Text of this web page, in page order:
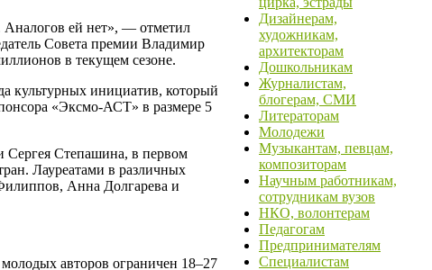
ей нет», — отметил
Совета премии Владимир
в текущем сезоне.
культурных инициатив, который
«Эксмо-АСТ» в размере 5
Сергея Степашина, в первом
Лауреатами в различных
Анна Долгарева и
авторов ограничен 18–27
Дизайнерам,
художникам,
архитекторам
Дошкольникам
Журналистам,
блогерам, СМИ
Литераторам
Молодежи
Музыкантам, певцам,
композиторам
Научным работникам,
сотрудникам вузов
НКО, волонтерам
Педагогам
Предпринимателям
Специалистам